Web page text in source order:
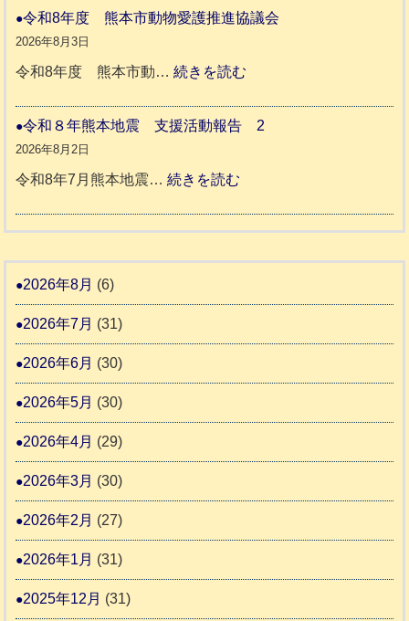
人
ホ
日
記
本
支
報
3
災
ッ
一
り
り
令和8年度 熊本市動物愛護推進協議会
2026年8月3日
令和8年度 熊本市動…続きを読む
和
市
議
令和８年熊本地震 支援活動報告 2
2026年8月2日
令和8年7月熊本地震…続きを読む
和
熊
震
援
報
2026年8月 (6)
2026年7月 (31)
2026年6月 (30)
2026年5月 (30)
2026年4月 (29)
2026年3月 (30)
2026年2月 (27)
2026年1月 (31)
2025年12月 (31)